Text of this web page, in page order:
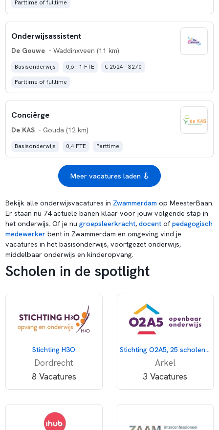
Parttime of fulltime
Onderwijsassistent
De Gouwe - Waddinxveen (11 km)
Basisonderwijs 0,6 - 1 FTE
€ 2524 - 3270
Parttime of fulltime
Conciërge
De KAS - Gouda (12 km)
Basisonderwijs 0,4 FTE Parttime
Meer vacatures laden
Bekijk alle onderwijsvacatures in Zwammerdamop MeesterBaan.
Er staan nu 74 actuele banen klaar voor jouw volgende stap in
het onderwijs. Of je nu groepsleerkracht, docentof pedagogisch
medewerkerbent in Zwammerdam en omgeving vind je
vacatures in het basisonderwijs, voortgezet onderwijs,
middelbaar onderwijs en kinderopvang.
Scholen in de spotlight
Stichting H3O
Dordrecht
8 Vacatures
Stichting O2A5, 25 scholen voor openbaar onderwijs
Arkel
3 Vacatures